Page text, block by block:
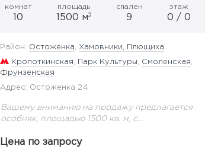
комнат
10
площадь
1500 м2
спален
9
этаж
0 / 0
Район: Остоженка Хамовники, Плющиха
Кропоткинская Парк Культуры Смоленская
Фрунзенская
Адрес: Остоженка 24
Вашему вниманию на продажу предлагается
особняк, площадью 1500 кв. м, с
собственным сквером и фонтаном.
Цена по запросу